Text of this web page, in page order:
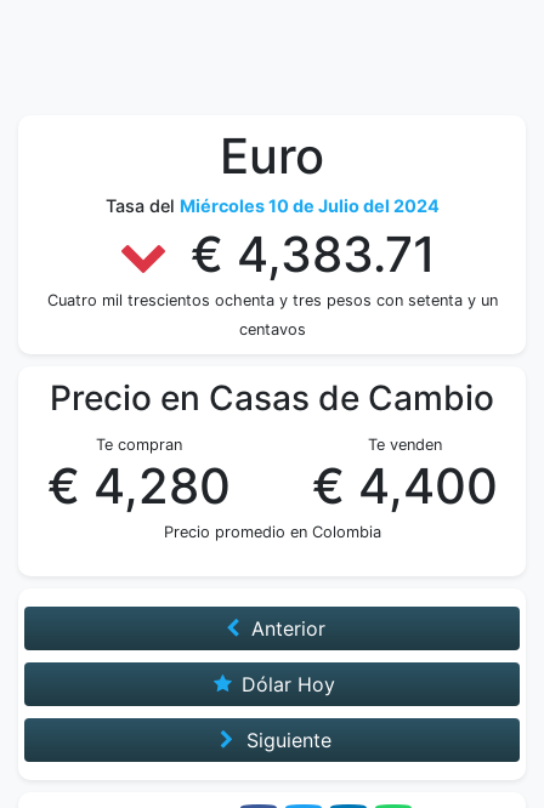
Euro
Tasa del Miércoles 10 de Julio del 2024
€ 4,383.71
Cuatro mil trescientos ochenta y tres pesos con setenta y un
centavos
Precio en Casas de Cambio
Te compran
€ 4,280
Te venden
€ 4,400
Precio promedio en Colombia
Anterior
Dólar Hoy
Siguiente